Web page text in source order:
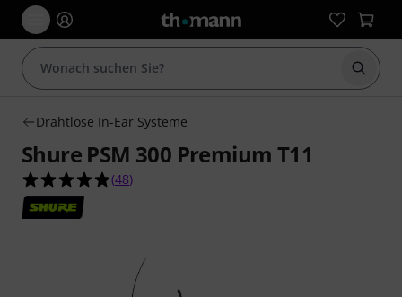
Suche
Drahtlose In-Ear Systeme
Shure PSM 300 Premium T11
4.8 von 5 Sternen aus 48 Kundenbewertungen
(48)